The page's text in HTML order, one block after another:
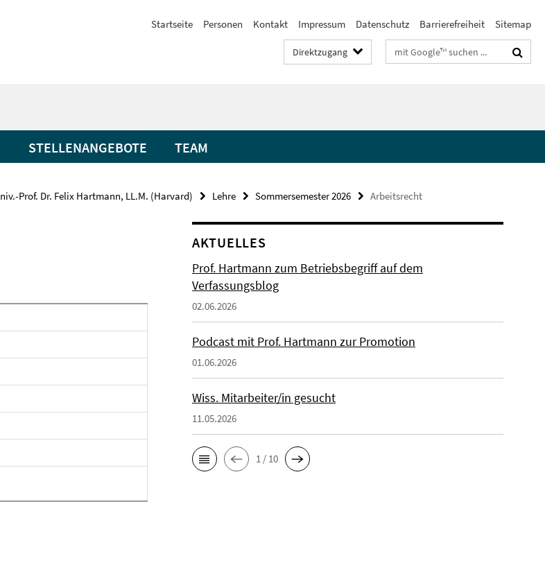
Startseite Personen Kontakt Impressum Datenschutz Barrierefreiheit Sitemap
Direktzugang Suchbegriffe
STELLENANGEBOTE TEAM
Prof. Dr. Felix Hartmann, LL.M. (Harvard) Lehre Sommersemester 2026 Arbeitsrecht
AKTUELLES
Prof. Hartmann zum Betriebsbegriff auf dem
Verfassungsblog
02.06.2026
Podcast mit Prof. Hartmann zur Promotion
01.06.2026
Wiss. Mitarbeiter/in gesucht
11.05.2026
1 / 10